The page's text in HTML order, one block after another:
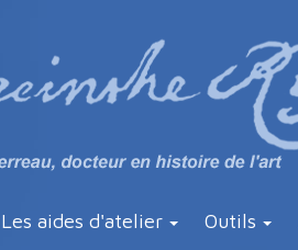
Les aides d'atelier Outils